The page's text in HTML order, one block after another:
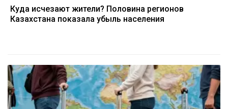
Куда исчезают жители? Половина регионов
Казахстана показала убыль населения